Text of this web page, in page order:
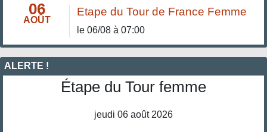
06
AOÛT
Etape du Tour de France Femme
le 06/08 à 07:00
ALERTE !
Étape du Tour femme
jeudi 06 août 2026